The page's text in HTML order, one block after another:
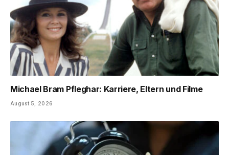
Michael Bram Pfleghar: Karriere, Eltern und Filme
August 5, 2026